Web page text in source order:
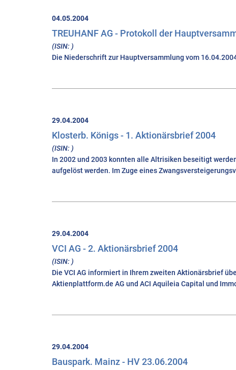
04.05.2004
TREUHANF AG - Protokoll der
(ISIN: )
Die Niederschrift zur Hauptversammlung vom
29.04.2004
Klosterb. Königs - 1. Aktionärsbrief 2004
(ISIN: )
In 2002 und 2003 konnten alle Altrisiken beseitigt
aufgelöst werden. Im Zuge eines
29.04.2004
VCI AG - 2. Aktionärsbrief 2004
(ISIN: )
Die VCI AG informiert in Ihrem zweiten Aktionärsbrief
Aktienplattform.de AG und ACI Aquileia Capital und
29.04.2004
Bauspark. Mainz - HV 23.06.2004